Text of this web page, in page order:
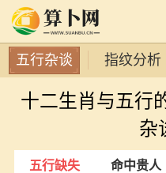
五行杂谈 指纹分析
十二生肖与五行
杂
五行缺失 命中贵人